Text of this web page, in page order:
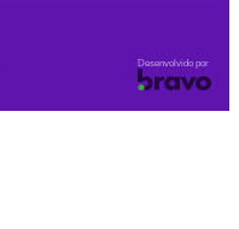
Desenvolvido por